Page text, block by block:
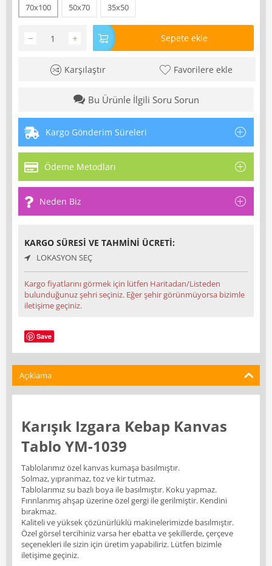
70x100 50x70 35x50
+
− Sepete ekle
Karşılaştır Favorilere ekle
Bu Ürünle İlgili Soru Sorun
Kargo Gönderim Süreleri
Ödeme Metodları
Neden Biz
KARGO SÜRESI VE TAHMINI ÜCRETI:
LOKASYON SEÇ
Kargo fiyatlarını görmek için lütfen Haritadan/Listeden
bulunduğunuz şehri seçiniz. Eğer şehir görünmüyorsa bizimle
iletişime geçiniz.
Save
Açıklama
Karışık Izgara Kebap Kanvas
Tablo YM-1039
Tablolarımız özel kanvas kumaşa basılmıştır.
Solmaz, yıpranmaz, toz ve kir tutmaz.
Tablolarımız su bazlı boya ile basılmıştır. Koku yapmaz.
Fırınlanmış ahşap üzerine özel gergi ile gerilmiştir. Kendini
bırakmaz.
Kaliteli ve yüksek çözünürlüklü makinelerimizde basılmıştır.
Özel görsel tercihiniz varsa her ebatta ve şekillerde, çerçeve
seçenekleri ile sizin için üretim yapabiliriz. Lütfen bizimle
iletişime geçiniz.